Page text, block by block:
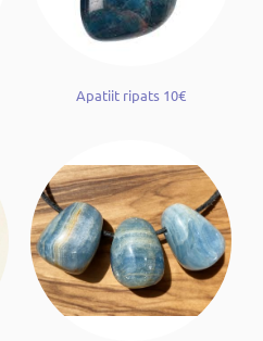
Apatiit ripats 10€